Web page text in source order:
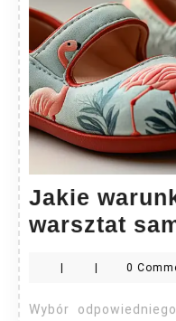
Jakie
warsztat
0
Wybór odpowiedniego warsztatu samochodowego